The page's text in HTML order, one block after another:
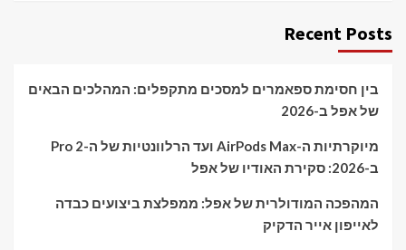
Recent Posts
בין חסימת ספאמרים למסכים מתקפלים: המהלכים הבאים
של אפל ב-2026
מיוקרתיות ה-AirPods Max ועד הרלוונטיות של ה-Pro 2
ב-2026: סקירת האודיו של אפל
המהפכה המודולרית של אפל: ממפלצת ביצועים כבדה
לאייפון אייר הדקיק